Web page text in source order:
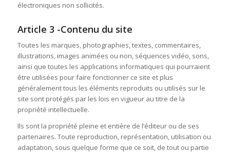
électroniques non sollicités.
Article 3 -Contenu du site
Toutes les marques, photographies, textes, commentaires,
illustrations, images animées ou non, séquences vidéo, sons,
ainsi que toutes les applications informatiques qui pourraient
être utilisées pour faire fonctionner ce site et plus
généralement tous les éléments reproduits ou utilisés sur le
site sont protégés par les lois en vigueur au titre de la
propriété intellectuelle.
Ils sont la propriété pleine et entière de l’éditeur ou de ses
partenaires. Toute reproduction, représentation, utilisation ou
adaptation, sous quelque forme que ce soit, de tout ou partie